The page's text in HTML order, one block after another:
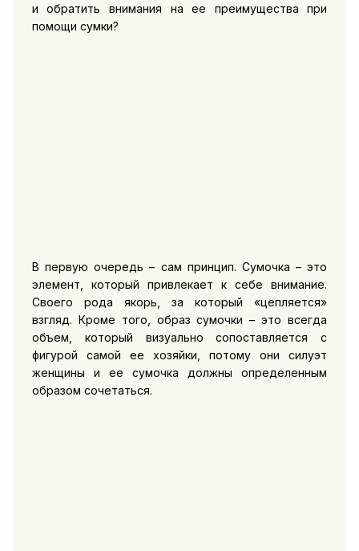
и обратить внимания на ее преимущества при
помощи сумки?
В первую очередь – сам принцип. Сумочка – это
элемент, который привлекает к себе внимание.
Своего рода якорь, за который «цепляется»
взгляд. Кроме того, образ сумочки – это всегда
объем, который визуально сопоставляется с
фигурой самой ее хозяйки, потому они силуэт
женщины и ее сумочка должны определенным
образом сочетаться.